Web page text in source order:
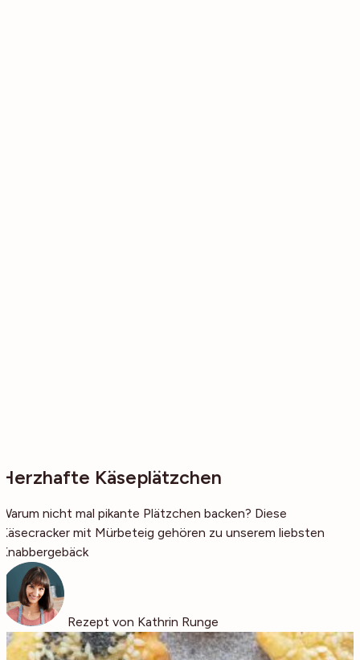
Herzhafte Käseplätzchen
Warum nicht mal pikante Plätzchen backen? Diese
Käsecracker mit Mürbeteig gehören zu unserem liebsten
Knabbergebäck
Rezept von Kathrin Runge